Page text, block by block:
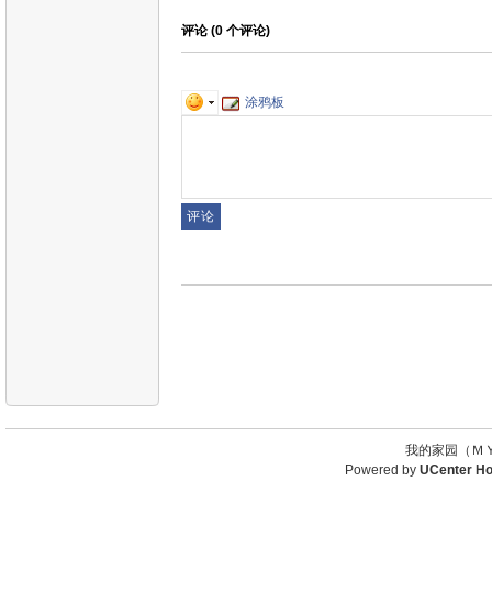
评论 (0 个评论)
涂鸦板
我的家园（
Powered by UCenter